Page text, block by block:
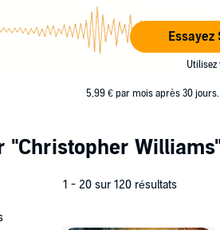
5,99 € par mois après 30
"Christopher
1 - 20 sur 120 résultats